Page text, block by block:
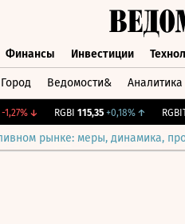
Финансы Инвестиции
Город Ведомости& Аналитика
↓ RGBI 115,35 +0,18%↑
рынке: меры, динамика,